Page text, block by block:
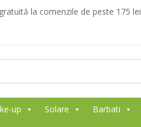
la comenzile de peste 175 lei
up Solare Barbati